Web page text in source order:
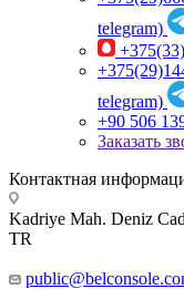
telegram)
telegram)
+90 506
Заказать
Контактная
Kadriye Mah. Deniz
TR